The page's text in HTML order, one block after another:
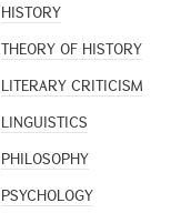
HISTORY
THEORY OF HISTORY
LITERARY CRITICISM
LINGUISTICS
PHILOSOPHY
PSYCHOLOGY